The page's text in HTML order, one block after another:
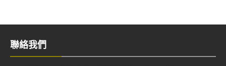
聯絡我們